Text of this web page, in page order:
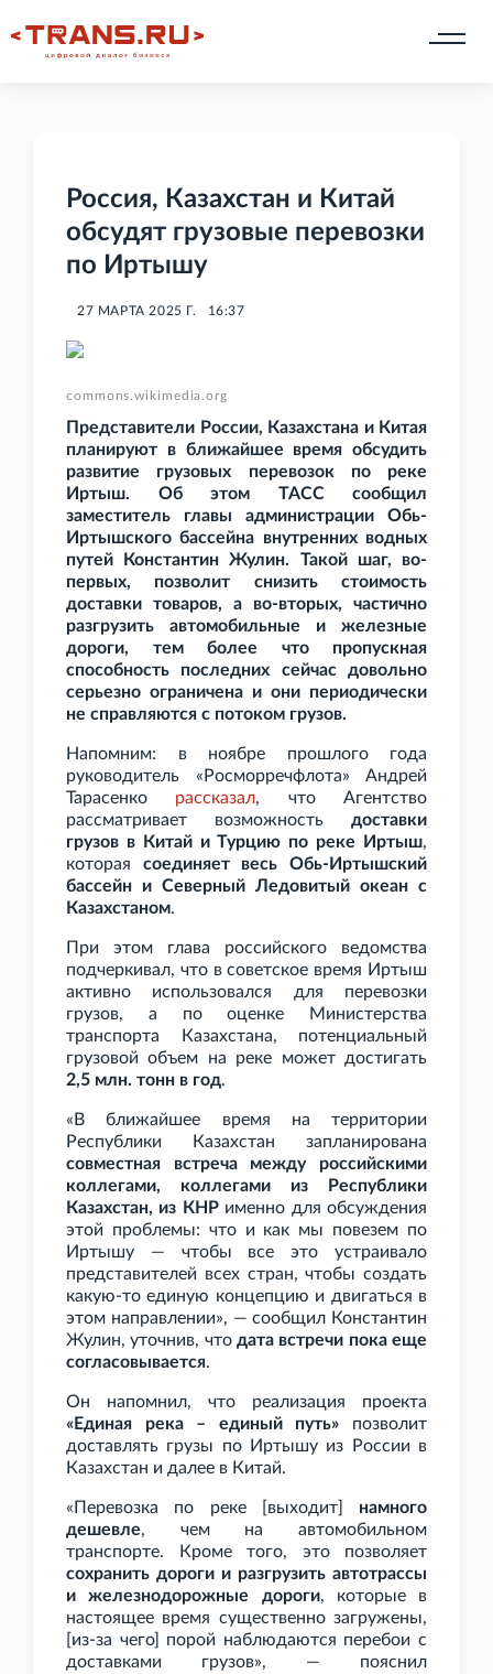
Россия, Казахстан и Китай
обсудят грузовые перевозки
по Иртышу
27 МАРТА 2025 Г. 16:37
commons.wikimedia.org
Представители России, Казахстана и Китая
планируют в ближайшее время обсудить
развитие грузовых перевозок по реке
Иртыш. Об этом ТАСС сообщил
заместитель главы администрации Обь-
Иртышского бассейна внутренних водных
путей Константин Жулин. Такой шаг, во-
первых, позволит снизить стоимость
доставки товаров, а во-вторых, частично
разгрузить автомобильные и железные
дороги, тем более что пропускная
способность последних сейчас довольно
серьезно ограничена и они периодически
не справляются с потоком грузов.
Напомним: в ноябре прошлого года
руководитель «Росморречфлота» Андрей
Тарасенко рассказал, что Агентство
рассматривает возможность доставки
грузов в Китай и Турцию по реке Иртыш,
которая соединяет весь Обь-Иртышский
бассейн и Северный Ледовитый океан с
Казахстаном.
При этом глава российского ведомства
подчеркивал, что в советское время Иртыш
активно использовался для перевозки
грузов, а по оценке Министерства
транспорта Казахстана, потенциальный
грузовой объем на реке может достигать
2,5 млн. тонн в год.
«В ближайшее время на территории
Республики Казахстан запланирована
совместная встреча между российскими
коллегами, коллегами из Республики
Казахстан, из КНРименно для обсуждения
этой проблемы: что и как мы повезем по
Иртышу — чтобы все это устраивало
представителей всех стран, чтобы создать
какую-то единую концепцию и двигаться в
этом направлении», — сообщил Константин
Жулин, уточнив, что дата встречи пока еще
согласовывается.
Он напомнил, что реализация проекта
«Единая река – единый путь» позволит
доставлять грузы по Иртышу из России в
Казахстан и далее в Китай.
«Перевозка по реке [выходит] намного
дешевле, чем на автомобильном
транспорте. Кроме того, это позволяет
сохранить дороги и разгрузить автотрассы
и железнодорожные дороги, которые в
настоящее время существенно загружены,
[из-за чего] порой наблюдаются перебои с
доставками грузов», — пояснил